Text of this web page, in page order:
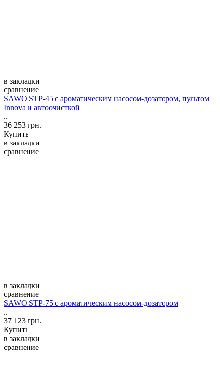
в закладки
сравнение
SAWO STP-45 с ароматическим насосом-дозатором, пультом
Innova и автоочисткой
..
36 253 грн.
Купить
в закладки
сравнение
в закладки
сравнение
SAWO STP-75 с ароматическим насосом-дозатором
..
37 123 грн.
Купить
в закладки
сравнение